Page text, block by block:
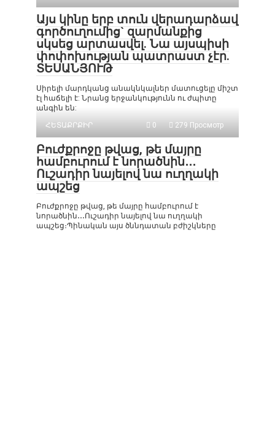
Այս կինը երբ տուն վերադարձավ
գործուղումից` զարմանքից
սկսեց արտասվել. Նա այսպիսի
փոփոխության պատրաստ չէր.
ՏԵՍԱՆՅՈՒԹ
Սիրելի մարդկանց անակնկալներ մատուցելը միշտ
էլ հաճելի է: Նրանց երջանկությունն ու ժպիտը
անգին են:
ՀԵՏԱՔՐՔԻՐ
0 279 Просмотр
Բուժքրոջը թվաց, թե մայրը
համբուրում է նորածնին․․․
Ուշադիր նայելով նա ուղղակի
ապշեց
Բուժքրոջը թվաց, թե մայրը համբուրում է
նորածնին․․․Ուշադիր նայելով նա ուղղակի
ապշեց։Պինական այս ծննդատան բժիշկները